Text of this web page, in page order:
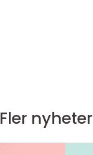
Fler nyheter